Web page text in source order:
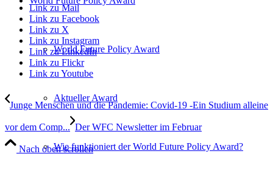
World Future Policy Award
Aktueller Award
Wie funktioniert der World Future Policy Award?
Link zu Mail
Link zu Facebook
Link zu X
Link zu Instagram
Link zu LinkedIn
Link zu Flickr
Link zu Youtube
Junge Menschen und die Pandemie: Covid-19 -Ein Studium alleine
vor dem Comp... Der WFC Newsletter im Februar
Nach oben scrollen